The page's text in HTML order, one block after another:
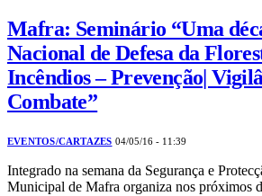
Mafra: Seminário “Uma
Nacional de Defesa da
Incêndios – Prevenção|
Combate”
EVENTOS/CARTAZES 04/05/16 - 11:39
Integrado na semana da Segurança e
Municipal de Mafra organiza nos próximos